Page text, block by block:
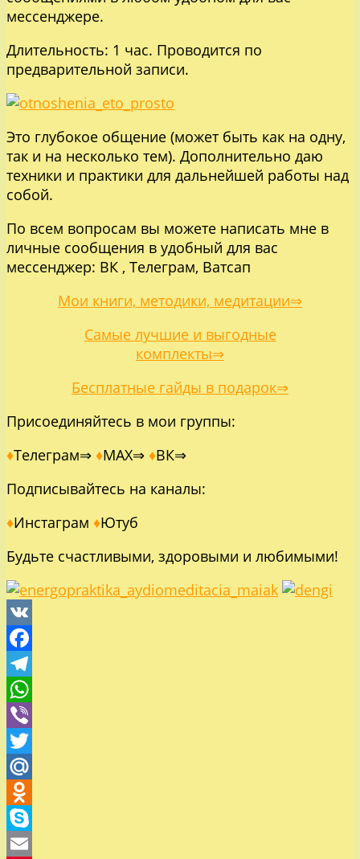
мессенджере.
Длительность: 1 час. Проводится по
предварительной записи.
Это глубокое общение (может быть как на одну,
так и на несколько тем). Дополнительно даю
техники и практики для дальнейшей работы над
собой.
По всем вопросам вы можете написать мне в
личные сообщения в удобный для вас
мессенджер: ВК , Телеграм, Ватсап
Мои книги, методики, медитации⇒
Самые лучшие и выгодные
комплекты⇒
Бесплатные гайды в подарок⇒
Присоединяйтесь в мои группы:
♦Телеграм⇒ ♦MAX⇒ ♦ВК⇒
Подписывайтесь на каналы:
♦Инстаграм ♦Ютуб
Будьте счастливыми, здоровыми и любимыми!
VK
Facebook
Telegram
WhatsApp
Viber
Twitter
Mail.Ru
Odnoklassniki
Skype